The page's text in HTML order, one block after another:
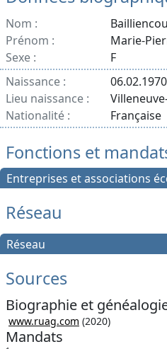
Nom :
Prénom :
Marie-
Sexe :
F
Naissance :
06.02.1970
Lieu naissance :
Nationalité :
Française
Fonctions et
Entreprises et associations
Réseau
Réseau
Sources
Biographie et
www.ruag.com (2020)
Mandats